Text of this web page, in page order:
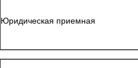
Юридическая приемная